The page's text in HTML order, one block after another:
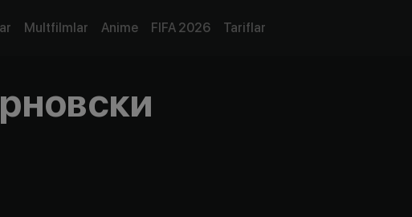
Multfilmlar Anime FIFA 2026 Tariflar